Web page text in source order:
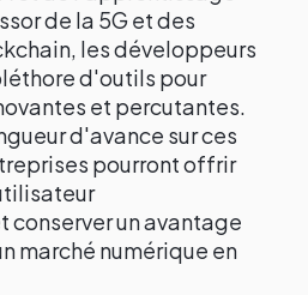
de la 5G et des
les développeurs
d'outils pour
et percutantes.
d'avance sur ces
pourront offrir
un avantage
marché numérique en